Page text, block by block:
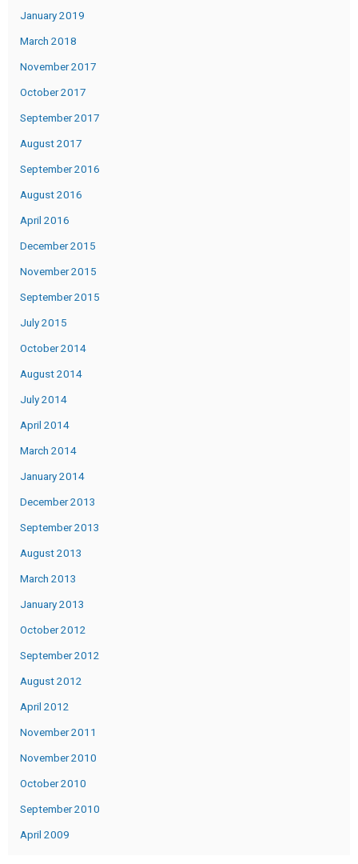
January 2019
March 2018
November 2017
October 2017
September 2017
August 2017
September 2016
August 2016
April 2016
December 2015
November 2015
September 2015
July 2015
October 2014
August 2014
July 2014
April 2014
March 2014
January 2014
December 2013
September 2013
August 2013
March 2013
January 2013
October 2012
September 2012
August 2012
April 2012
November 2011
November 2010
October 2010
September 2010
April 2009